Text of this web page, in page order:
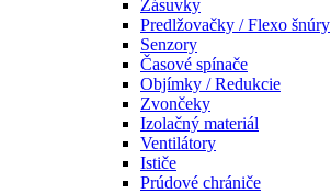
Zásuvky
Predlžovačky / Flexo šnúry
Senzory
Časové spínače
Objímky / Redukcie
Zvončeky
Izolačný materiál
Ventilátory
Ističe
Prúdové chrániče